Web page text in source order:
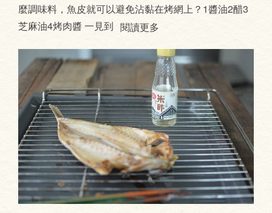
麼調味料，魚皮就可以避免沾黏在烤網上？1醬油2醋3
芝麻油4烤肉醬 一見到 閱讀更多